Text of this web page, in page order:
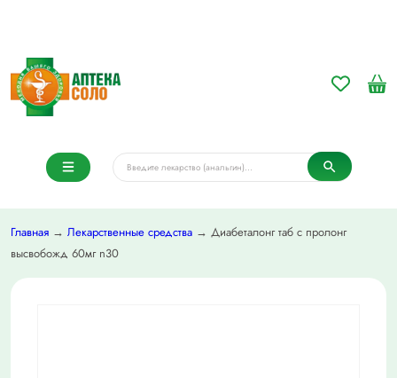
Главная → Лекарственные средства → Диабеталонг таб с пролонг
высвобожд 60мг n30